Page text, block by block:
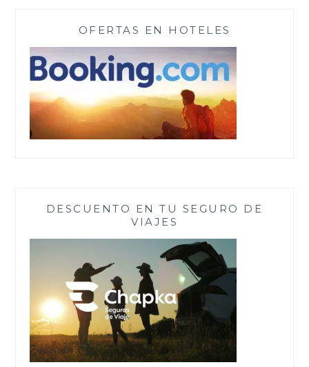
OFERTAS EN HOTELES
DESCUENTO EN TU SEGURO DE
VIAJES